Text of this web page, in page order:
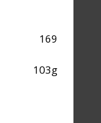
169
103g